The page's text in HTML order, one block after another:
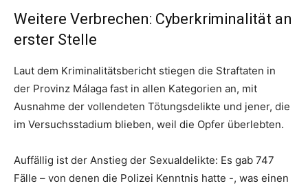
Weitere Verbrechen: Cyberkriminalität an
erster Stelle
Laut dem Kriminalitätsbericht stiegen die Straftaten in
der Provinz Málaga fast in allen Kategorien an, mit
Ausnahme der vollendeten Tötungsdelikte und jener, die
im Versuchsstadium blieben, weil die Opfer überlebten.
Auffällig ist der Anstieg der Sexualdelikte: Es gab 747
Fälle – von denen die Polizei Kenntnis hatte -, was einen